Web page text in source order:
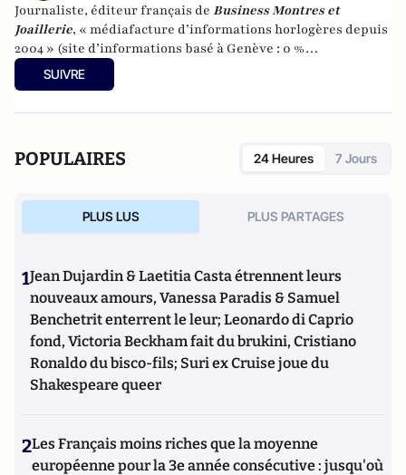
Journaliste, éditeur français de Business Montres et
Joaillerie, « médiafacture d’informations horlogères depuis
2004 » (site d’informations basé à Genève : 0 %
publicité-100 % liberté), spécialiste du marketing horloger
et de l’analyse des marchés de la montre.
SUIVRE
POPULAIRES 24 Heures 7 Jours
PLUS LUS PLUS PARTAGES
1Jean Dujardin & Laetitia Casta étrennent leurs
nouveaux amours, Vanessa Paradis & Samuel
Benchetrit enterrent le leur; Leonardo di Caprio
fond, Victoria Beckham fait du brukini, Cristiano
Ronaldo du bisco-fils; Suri ex Cruise joue du
Shakespeare queer
2Les Français moins riches que la moyenne
européenne pour la 3e année consécutive : jusqu'où